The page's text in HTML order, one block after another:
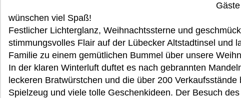
wünschen viel Spaß!
Festlicher Lichterglanz, Weihnachtssterne und
stimmungsvolles Flair auf der Lübecker Altstadtinsel und
Familie zu einem gemütlichen Bummel über unsere
In der klaren Winterluft duftet es nach gebrannten
leckeren Bratwürstchen und die über 200
Spielzeug und viele tolle Geschenkideen. Der Besuch